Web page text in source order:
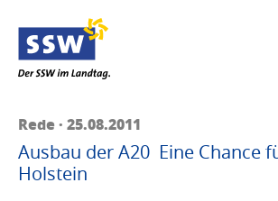
Rede · 25.08.2011
Ausbau der A20  Eine Chance
Holstein